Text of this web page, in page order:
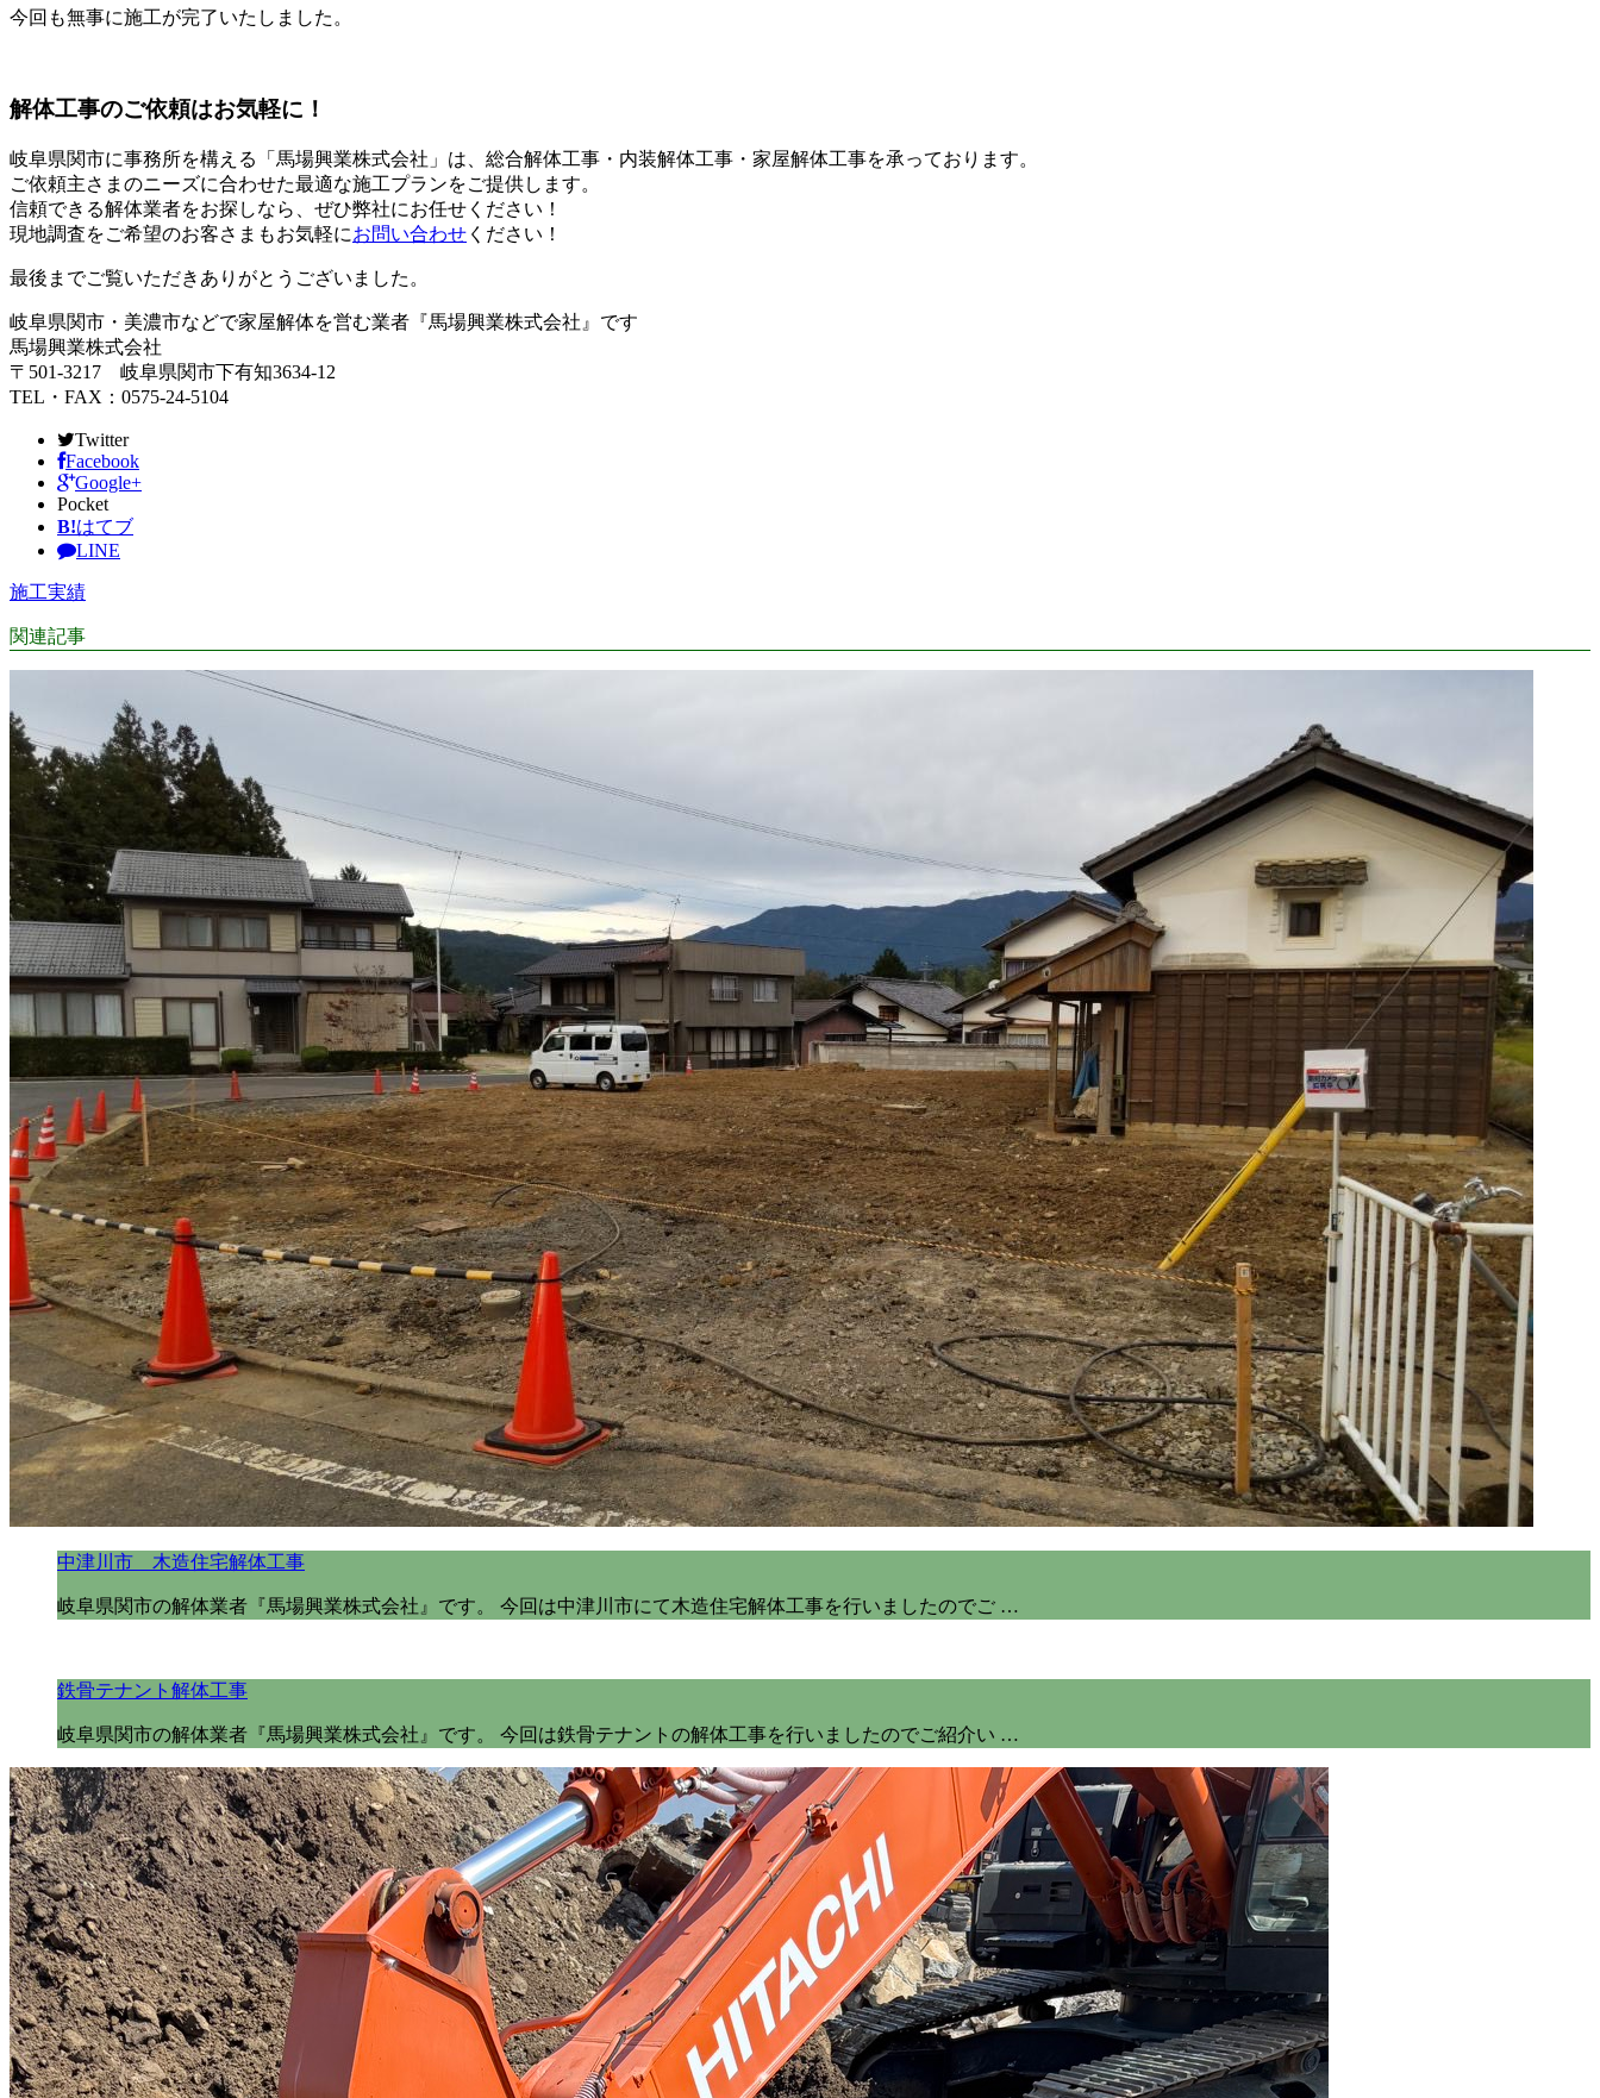
今回も無事に施工が完了いたしました。
解体工事のご依頼はお気軽に！
岐阜県関市に事務所を構える「馬場興業株式会社」は、総合解体工事・内装解体工事・家屋解体工事を承っております。
ご依頼主さまのニーズに合わせた最適な施工プランをご提供します。
信頼できる解体業者をお探しなら、ぜひ弊社にお任せください！
現地調査をご希望のお客さまもお気軽にお問い合わせ ください！
最後までご覧いただきありがとうございました。
岐阜県関市・美濃市などで家屋解体を営む業者『馬場興業株式会社』です
馬場興業株式会社
〒501-3217 岐阜県関市下有知3634‐12
TEL・FAX：0575-24-5104
Twitter
Facebook
Google+
Pocket
B!はてブ
LINE
施工実績
関連記事
中津川市 木造住宅解体工事
岐阜県関市の解体業者『馬場興業株式会社』です。 今回は中津川市にて木造住宅解体工事を行いましたのでご …
鉄骨テナント解体工事
岐阜県関市の解体業者『馬場興業株式会社』です。 今回は鉄骨テナントの解体工事を行いましたのでご紹介い …